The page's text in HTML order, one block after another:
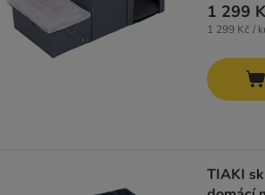
1 299
1 299 Kč /
TIAKI